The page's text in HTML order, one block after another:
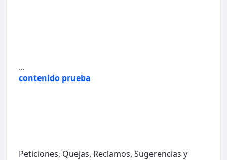
...
contenido prueba
Peticiones, Quejas, Reclamos, Sugerencias y